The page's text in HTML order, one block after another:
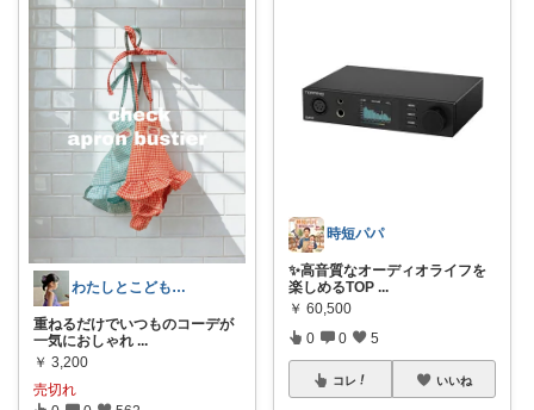
わたしとこどもの好きメモ 🧺
重ねるだけでいつものコーデが
一気におしゃれ ...
￥ 3,200
売切れ
時短パパ
✨高音質なオーディオライフを
楽しめるTOP ...
￥ 60,500
0 0 5
コレ いいね